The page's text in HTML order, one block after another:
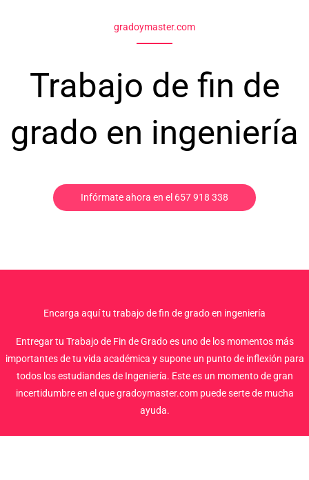
gradoymaster.com
Trabajo de fin de
grado en ingeniería
Infórmate ahora en el 657 918 338
Encarga aquí tu trabajo de fin de grado en ingeniería
Entregar tu Trabajo de Fin de Grado es uno de los momentos más
importantes de tu vida académica y supone un punto de inflexión para
todos los estudiandes de Ingeniería. Este es un momento de gran
incertidumbre en el que gradoymaster.com puede serte de mucha
ayuda.